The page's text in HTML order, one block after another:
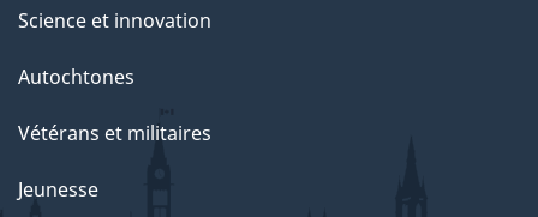
Science et innovation
Autochtones
Vétérans et militaires
Jeunesse